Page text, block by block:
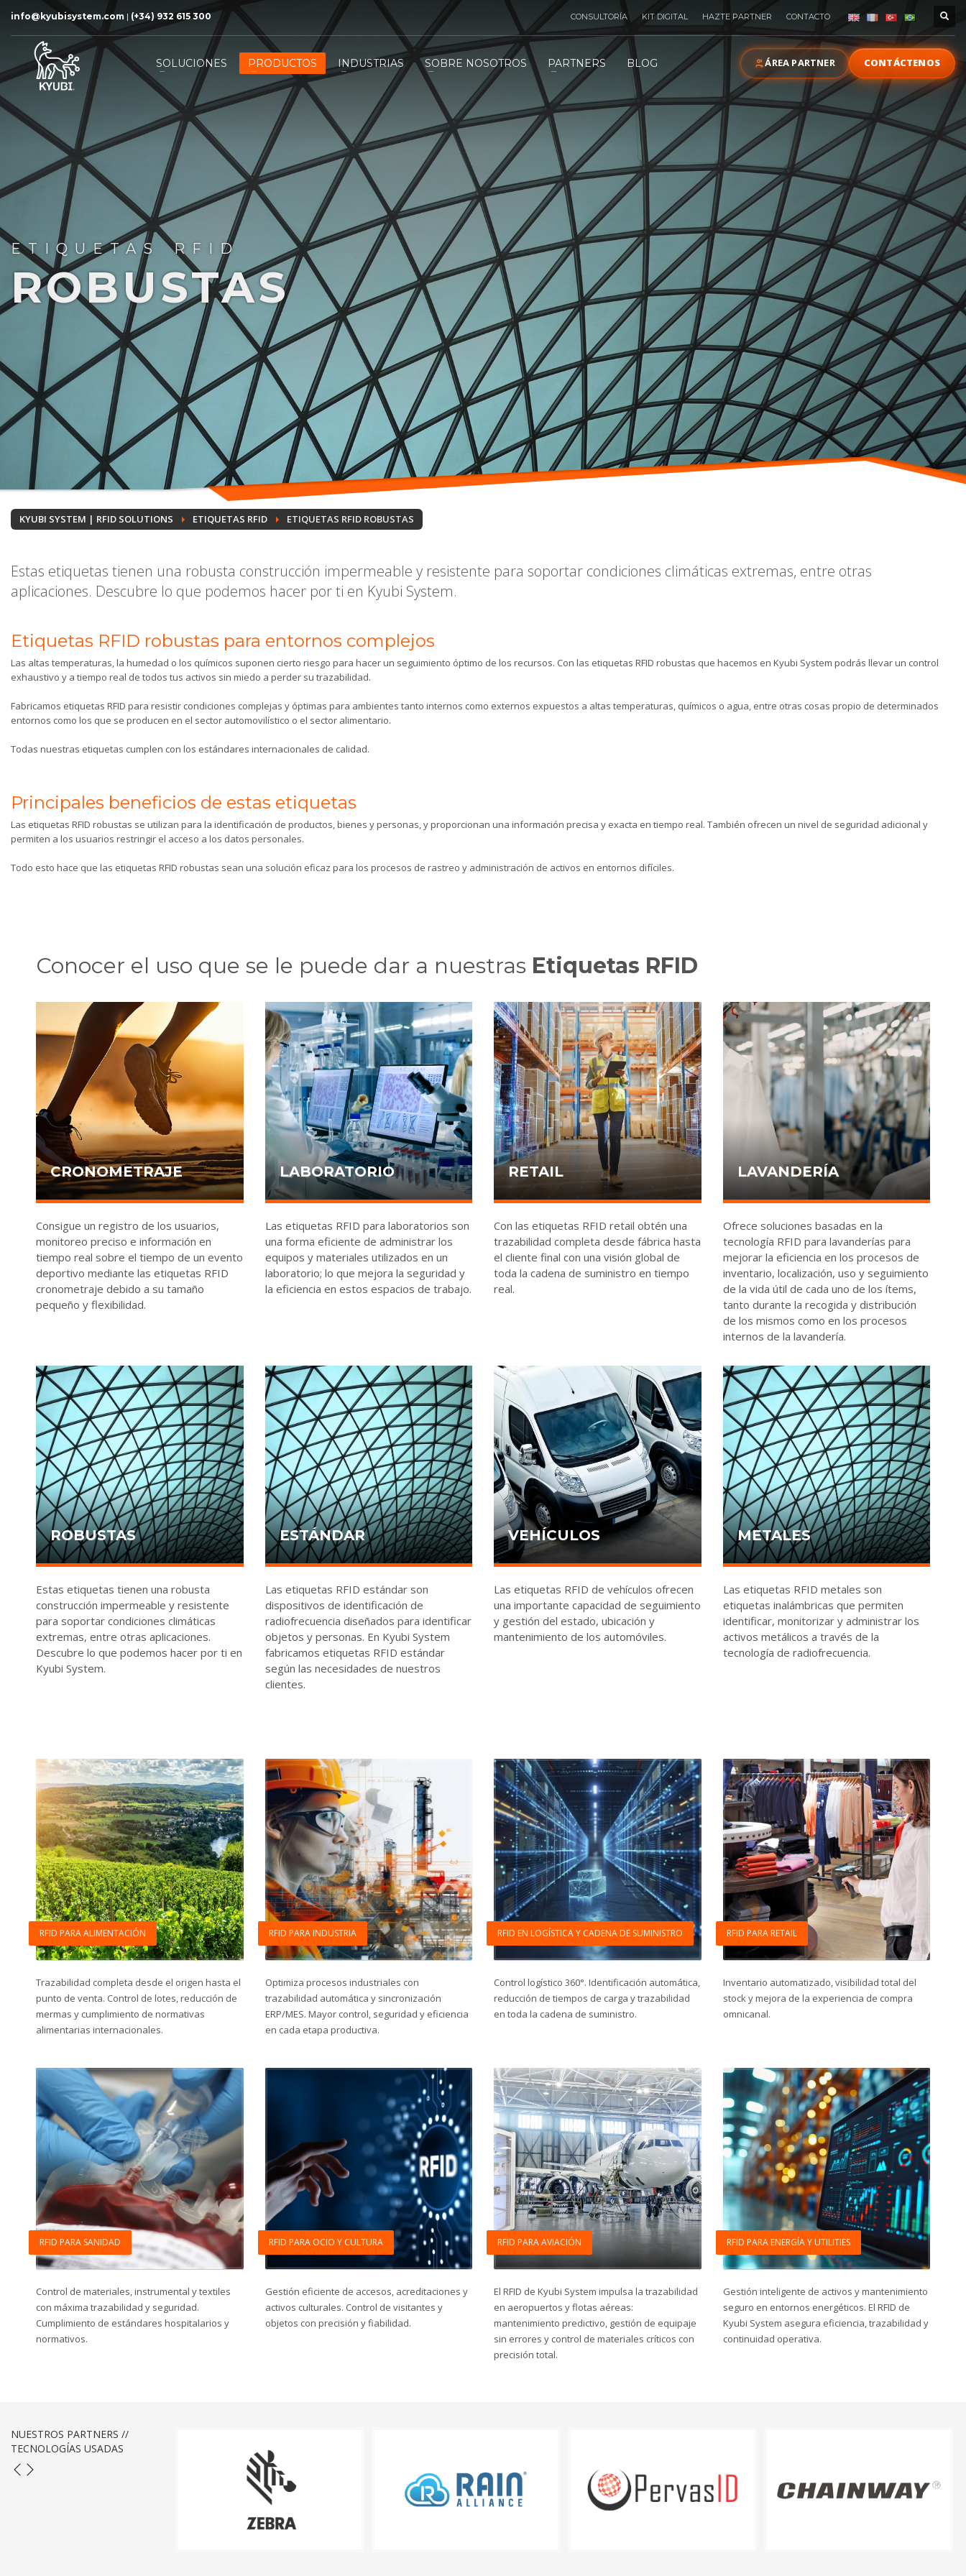
info@kyubisystem.com | (+34) 932 615 300 CONSULTORÍA KIT DIGITAL HAZTE PARTNER CONTACTO
SOLUCIONES PRODUCTOS INDUSTRIAS SOBRE NOSOTROS PARTNERS BLOG ÁREA PARTNER CONTÁCTENOS
ETIQUETAS RFID
ROBUSTAS
KYUBI SYSTEM | RFID SOLUTIONS ETIQUETAS RFID ETIQUETAS RFID ROBUSTAS
Estas etiquetas tienen una robusta construcción impermeable y resistente para soportar condiciones climáticas extremas, entre otras
aplicaciones. Descubre lo que podemos hacer por ti en Kyubi System.
Etiquetas RFID robustas para entornos complejos
Las altas temperaturas, la humedad o los químicos suponen cierto riesgo para hacer un seguimiento óptimo de los recursos. Con las etiquetas RFID robustas que hacemos en Kyubi System podrás llevar un control
exhaustivo y a tiempo real de todos tus activos sin miedo a perder su trazabilidad.
Fabricamos etiquetas RFID para resistir condiciones complejas y óptimas para ambientes tanto internos como externos expuestos a altas temperaturas, químicos o agua, entre otras cosas propio de determinados
entornos como los que se producen en el sector automovilístico o el sector alimentario.
Todas nuestras etiquetas cumplen con los estándares internacionales de calidad.
Principales beneficios de estas etiquetas
Las etiquetas RFID robustas se utilizan para la identificación de productos, bienes y personas, y proporcionan una información precisa y exacta en tiempo real. También ofrecen un nivel de seguridad adicional y
permiten a los usuarios restringir el acceso a los datos personales.
Todo esto hace que las etiquetas RFID robustas sean una solución eficaz para los procesos de rastreo y administración de activos en entornos difíciles.
Conocer el uso que se le puede dar a nuestras Etiquetas RFID
CRONOMETRAJE
Consigue un registro de los usuarios,
monitoreo preciso e información en
tiempo real sobre el tiempo de un evento
deportivo mediante las etiquetas RFID
cronometraje debido a su tamaño
pequeño y flexibilidad.
LABORATORIO
Las etiquetas RFID para laboratorios son
una forma eficiente de administrar los
equipos y materiales utilizados en un
laboratorio; lo que mejora la seguridad y
la eficiencia en estos espacios de trabajo.
RETAIL
Con las etiquetas RFID retail obtén una
trazabilidad completa desde fábrica hasta
el cliente final con una visión global de
toda la cadena de suministro en tiempo
real.
LAVANDERÍA
Ofrece soluciones basadas en la
tecnología RFID para lavanderías para
mejorar la eficiencia en los procesos de
inventario, localización, uso y seguimiento
de la vida útil de cada uno de los ítems,
tanto durante la recogida y distribución
de los mismos como en los procesos
internos de la lavandería.
ROBUSTAS
Estas etiquetas tienen una robusta
construcción impermeable y resistente
para soportar condiciones climáticas
extremas, entre otras aplicaciones.
Descubre lo que podemos hacer por ti en
Kyubi System.
ESTÁNDAR
Las etiquetas RFID estándar son
dispositivos de identificación de
radiofrecuencia diseñados para identificar
objetos y personas. En Kyubi System
fabricamos etiquetas RFID estándar
según las necesidades de nuestros
clientes.
VEHÍCULOS
Las etiquetas RFID de vehículos ofrecen
una importante capacidad de seguimiento
y gestión del estado, ubicación y
mantenimiento de los automóviles.
METALES
Las etiquetas RFID metales son
etiquetas inalámbricas que permiten
identificar, monitorizar y administrar los
activos metálicos a través de la
tecnología de radiofrecuencia.
RFID PARA ALIMENTACIÓN
Trazabilidad completa desde el origen hasta el
punto de venta. Control de lotes, reducción de
mermas y cumplimiento de normativas
alimentarias internacionales.
RFID PARA INDUSTRIA
Optimiza procesos industriales con
trazabilidad automática y sincronización
ERP/MES. Mayor control, seguridad y eficiencia
en cada etapa productiva.
RFID EN LOGÍSTICA Y CADENA DE SUMINISTRO
Control logístico 360°. Identificación automática,
reducción de tiempos de carga y trazabilidad
en toda la cadena de suministro.
RFID PARA RETAIL
Inventario automatizado, visibilidad total del
stock y mejora de la experiencia de compra
omnicanal.
RFID PARA SANIDAD
Control de materiales, instrumental y textiles
con máxima trazabilidad y seguridad.
Cumplimiento de estándares hospitalarios y
normativos.
RFID PARA OCIO Y CULTURA
Gestión eficiente de accesos, acreditaciones y
activos culturales. Control de visitantes y
objetos con precisión y fiabilidad.
RFID PARA AVIACIÓN
El RFID de Kyubi System impulsa la trazabilidad
en aeropuertos y flotas aéreas:
mantenimiento predictivo, gestión de equipaje
sin errores y control de materiales críticos con
precisión total.
RFID PARA ENERGÍA Y UTILITIES
Gestión inteligente de activos y mantenimiento
seguro en entornos energéticos. El RFID de
Kyubi System asegura eficiencia, trazabilidad y
continuidad operativa.
NUESTROS PARTNERS //
TECNOLOGÍAS USADAS